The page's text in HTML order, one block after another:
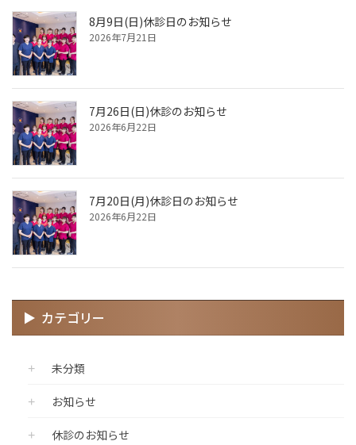
8月9日(日)休診日のお知らせ
2026年7月21日
7月26日(日)休診のお知らせ
2026年6月22日
7月20日(月)休診日のお知らせ
2026年6月22日
カテゴリー
未分類
お知らせ
休診のお知らせ